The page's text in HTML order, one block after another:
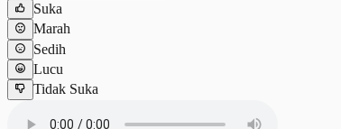
Suka
Marah
Sedih
Lucu
Tidak Suka